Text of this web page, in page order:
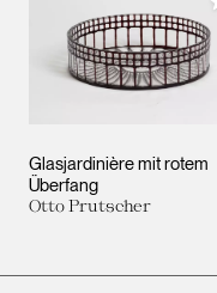
Glasjardinière mit rotem
Überfang
Otto Prutscher